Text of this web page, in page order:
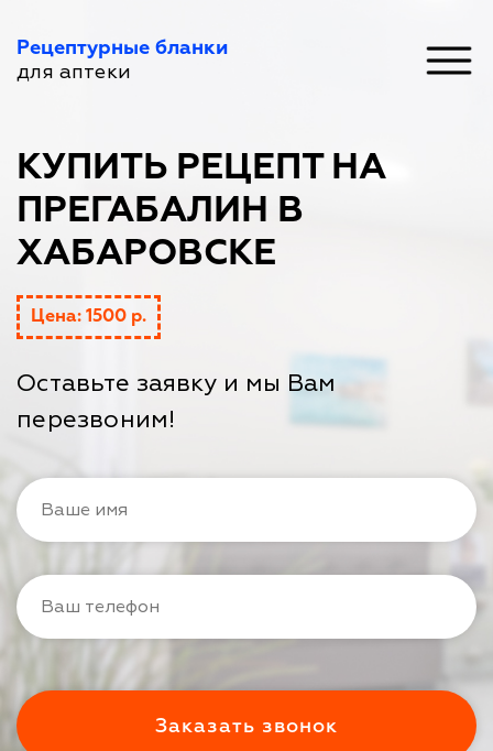
Рецептурные бланки
для аптеки
КУПИТЬ РЕЦЕПТ НА
ПРЕГАБАЛИН В
ХАБАРОВСКЕ
Цена: 1500 р.
Оставьте заявку и мы Вам
перезвоним!